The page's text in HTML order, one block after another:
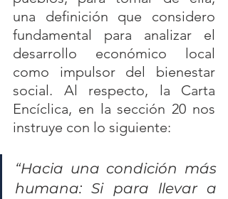
una definición que considero
fundamental para analizar el
desarrollo económico local
como impulsor del bienestar
social. Al respecto, la Carta
Encíclica, en la sección 20 nos
instruye con lo siguiente:
“Hacia una condición más
humana: Si para llevar a